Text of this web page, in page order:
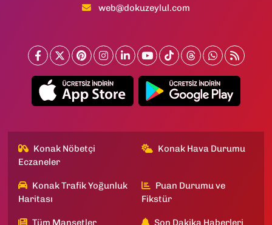
web@dokuzeylul.com
Konak Nöbetçi
Eczaneler
Konak Hava Durumu
Konak Trafik Yoğunluk
Haritası
Puan Durumu ve
Fikstür
Tüm Manşetler Son Dakika Haberleri